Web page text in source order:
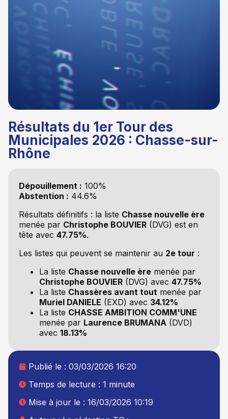
Résultats du 1er Tour des
Municipales 2026 : Chasse-sur-
Rhône
Dépouillement : 100%
Abstention : 44.6%
Résultats définitifs : la liste Chasse nouvelle ère
menée par Christophe BOUVIER(DVG) est en
tête avec 47.75%.
Les listes qui peuvent se maintenir au 2e tour :
La liste Chasse nouvelle èremenée par
Christophe BOUVIER(DVG) avec 47.75%
La liste Chassères avant toutmenée par
Muriel DANIELE (EXD) avec 34.12%
La liste CHASSE AMBITION COMM'UNE
menée par Laurence BRUMANA(DVD)
avec 18.13%
Publié le : 03/03/2026 16:20
Temps de lecture : 1 minute
Mise à jour le : 16/03/2026 10:19